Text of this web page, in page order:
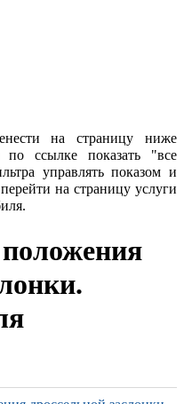
на страницу ниже
ссылке показать "все
управлять показом и
на страницу услуги